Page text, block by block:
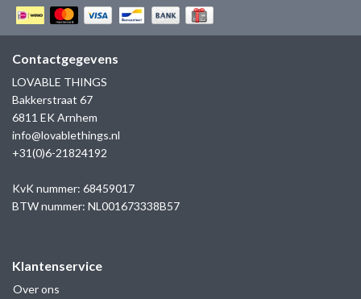
KAPTEN & SON
Contactgegevens
LOVABLE THINGS
Bakkerstraat 67
6811 EK Arnhem
info@lovablethings.nl
+31(0)6-21824192
KvK nummer: 68459017
BTW nummer: NL001673338B57
Klantenservice
Over ons